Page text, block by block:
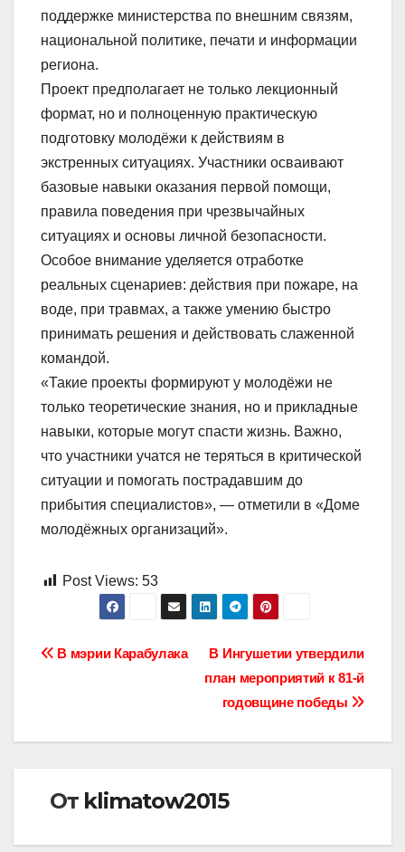
поддержке министерства по внешним связям,
национальной политике, печати и информации
региона.
Проект предполагает не только лекционный
формат, но и полноценную практическую
подготовку молодёжи к действиям в
экстренных ситуациях. Участники осваивают
базовые навыки оказания первой помощи,
правила поведения при чрезвычайных
ситуациях и основы личной безопасности.
Особое внимание уделяется отработке
реальных сценариев: действия при пожаре, на
воде, при травмах, а также умению быстро
принимать решения и действовать слаженной
командой.
«Такие проекты формируют у молодёжи не
только теоретические знания, но и прикладные
навыки, которые могут спасти жизнь. Важно,
что участники учатся не теряться в критической
ситуации и помогать пострадавшим до
прибытия специалистов», — отметили в «Доме
молодёжных организаций».
Post Views: 53
Навигация
записям
В Ингушетии утвердили
план мероприятий к 81-й
годовщине победы
В мэрии Карабулака
От klimatow2015